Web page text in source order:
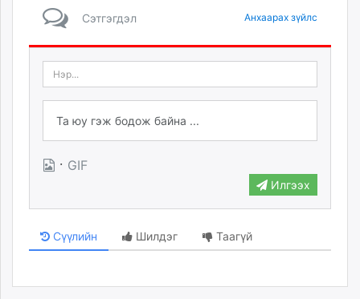
Сэтгэгдэл Анхаарах зүйлс
· GIF
Илгээх
Сүүлийн Шилдэг Таагүй